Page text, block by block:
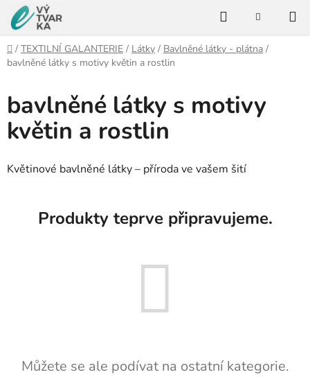
Přejít
na
obsah
HledatNÁKUPNÍ
Domů
/ TEXTILNÍ GALANTERIE / Látky / Bavlněné látky - plátna /
bavlněné látky s motivy květin a rostlin
bavlněné látky s motivy
květin a rostlin
Květinové bavlněné látky – příroda ve vašem šití
Produkty teprve připravujeme.
Můžete se ale podívat na ostatní kategorie.